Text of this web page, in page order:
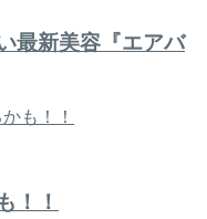
最新美容『エアバ
！！